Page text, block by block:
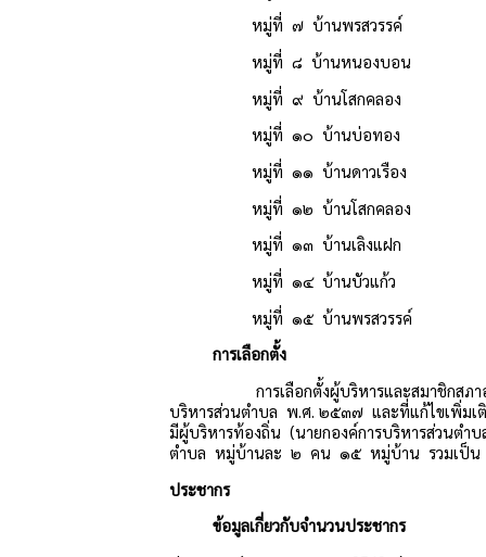
หมู่ที่ ๗ บ้านพรสวรรค์ จำ
หมู่ที่ ๘ บ้านหนองบอน จำน
หมู่ที่ ๙ บ้านโสกคลอง จำน
หมู่ที่ ๑๐ บ้านบ่อทอง จำน
หมู่ที่ ๑๑ บ้านดาวเรือง จำ
หมู่ที่ ๑๒ บ้านโสกคลอง จำ
หมู่ที่ ๑๓ บ้านเลิงแฝก จำ
หมู่ที่ ๑๔ บ้านบัวแก้ว จำน
หมู่ที่ ๑๕ บ้านพรสวรร
การเลือกตั้ง
การเลือกตั้งผู้บริหารและสมาชิกสภาองค์
บริหารส่วนตำบล พ.ศ. ๒๕๓๗ และที่แก้ไขเพิ่ม
มีผู้บริหารท้องถิ่น (นายกองค์การบริหารส่วนตำ
ตำบล หมู่บ้านละ ๒ คน ๑๕ หมู่บ้าน รวมเป็
ประชากร
ข้อมูลเกี่ยวกับจำนวนประชากร